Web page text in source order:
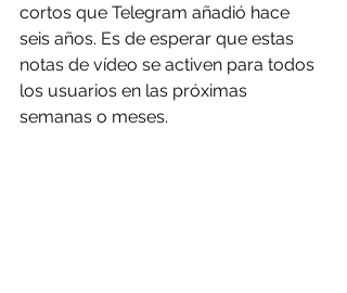
cortos que Telegram añadió hace
seis años. Es de esperar que estas
notas de vídeo se activen para todos
los usuarios en las próximas
semanas o meses.